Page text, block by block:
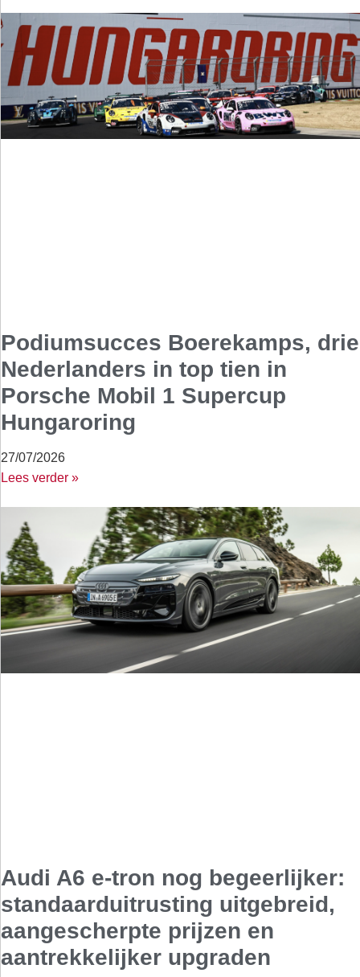
Podiumsucces Boerekamps, drie
Nederlanders in top tien in
Porsche Mobil 1 Supercup
Hungaroring
27/07/2026
Lees verder »
Audi A6 e-tron nog begeerlijker:
standaarduitrusting uitgebreid,
aangescherpte prijzen en
aantrekkelijker upgraden